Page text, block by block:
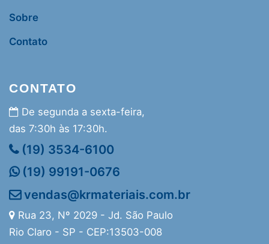
Sobre
Contato
CONTATO
De segunda a sexta-feira,
das 7:30h às 17:30h.
(19) 3534-6100
(19) 99191-0676
vendas@krmateriais.com.br
Rua 23, Nº 2029 - Jd. São Paulo
Rio Claro - SP - CEP:13503-008